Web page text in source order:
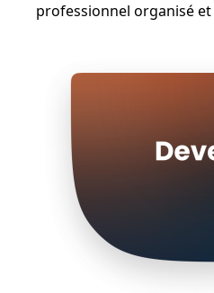
professionnel organisé et